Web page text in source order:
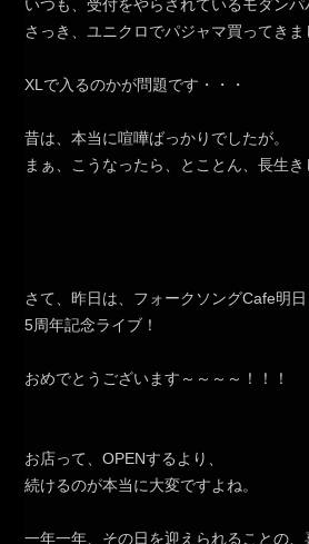
いつも、受付をやらされているモダンパ
さっき、ユニクロでパジャマ買ってきま
XLで入るのかが問題です・・・
昔は、本当に喧嘩ばっかりでしたが。
まぁ、こうなったら、とことん、長生き
さて、昨日は、フォークソングCafe明
5周年記念ライブ！
おめでとうございます～～～～！！！
お店って、OPENするより、
続けるのが本当に大変ですよね。
一年一年、その日を迎えられることの、